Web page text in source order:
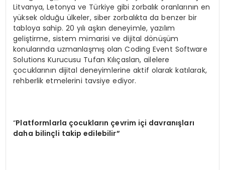
Litvanya, Letonya ve Türkiye gibi zorbalık oranlarının en
yüksek olduğu ülkeler, siber zorbalıkta da benzer bir
tabloya sahip. 20 yılı aşkın deneyimle, yazılım
geliştirme, sistem mimarisi ve dijital dönüşüm
konularında uzmanlaşmış olan Coding Event Software
Solutions Kurucusu Tufan Kılıçaslan, ailelere
çocuklarının dijital deneyimlerine aktif olarak katılarak,
rehberlik etmelerini tavsiye ediyor.
“Platformlarla çocukların çevrim içi davranışları
daha bilinçli takip edilebilir”